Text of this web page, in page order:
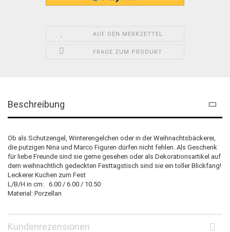
AUF DEN MERKZETTEL
FRAGE ZUM PRODUKT
Beschreibung
Ob als Schutzengel, Winterengelchen oder in der Weihnachtsbäckerei,
die putzigen Nina und Marco Figuren dürfen nicht fehlen. Als Geschenk
für liebe Freunde sind sie gerne gesehen oder als Dekorationsartikel auf
dem weihnachtlich gedeckten Festtagstisch sind sie ein toller Blickfang!
Leckerer Kuchen zum Fest
L/B/H in cm: 6.00 / 6.00 / 10.50
Material: Porzellan
Kundenrezensionen